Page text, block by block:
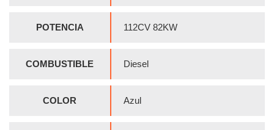
POTENCIA 112CV 82KW
COMBUSTIBLE Diesel
COLOR Azul